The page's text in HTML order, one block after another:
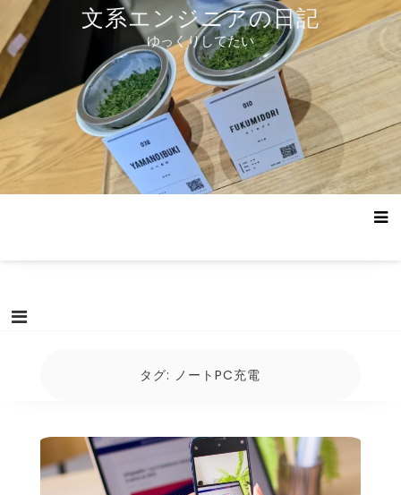
テ
ツ
へ
ス
ッ
プ
文系エンジニアの日記
ゆっくりしてたい
タグ: ノートPC充電